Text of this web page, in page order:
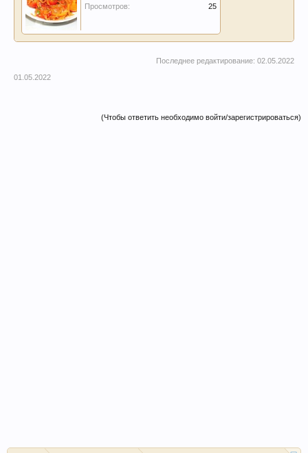
Просмотров:
25
Последнее редактирование: 02.05.2022
01.05.2022
(Чтобы ответить необходимо войти/зарегистрироваться)